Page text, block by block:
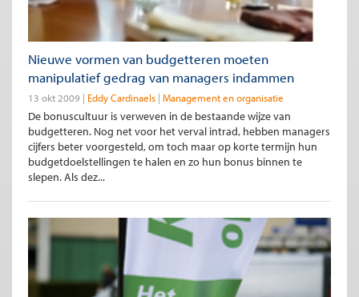
Nieuwe vormen van budgetteren moeten
manipulatief gedrag van managers indammen
13 okt 2009 Eddy Cardinaels Management en organisatie
De bonuscultuur is verweven in de bestaande wijze van
budgetteren. Nog net voor het verval intrad, hebben managers
cijfers beter voorgesteld, om toch maar op korte termijn hun
budgetdoelstellingen te halen en zo hun bonus binnen te
slepen. Als dez...